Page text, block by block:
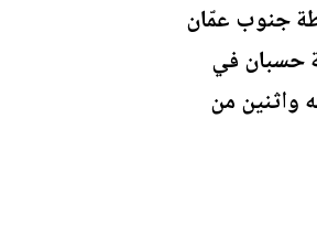
جنوب عمّان
حسبان في
واثنين من